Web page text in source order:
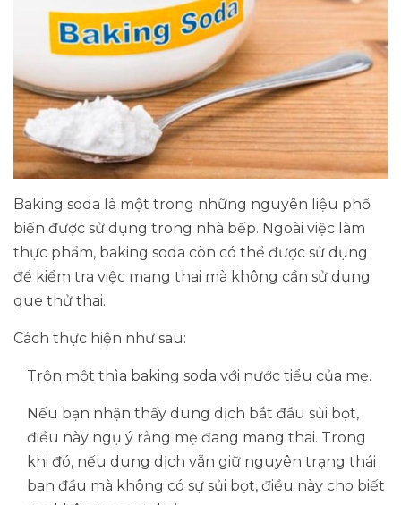
Baking soda là một trong những nguyên liệu phổ
biến được sử dụng trong nhà bếp. Ngoài việc làm
thực phẩm, baking soda còn có thể được sử dụng
để kiểm tra việc mang thai mà không cần sử dụng
que thử thai.
Cách thực hiện như sau:
Trộn một thìa baking soda với nước tiểu của mẹ.
Nếu bạn nhận thấy dung dịch bắt đầu sủi bọt,
điều này ngụ ý rằng mẹ đang mang thai. Trong
khi đó, nếu dung dịch vẫn giữ nguyên trạng thái
ban đầu mà không có sự sủi bọt, điều này cho biết